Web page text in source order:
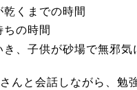
くまでの時間
ちの時間
、子供が砂場で無邪気
んと会話しながら、勉